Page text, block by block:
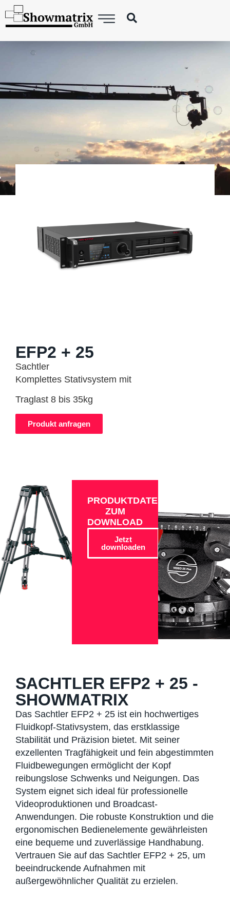
EFP2 + 25
Sachtler
Komplettes Stativsystem mit
Traglast 8 bis 35kg
Produkt anfragen
PRODUKTDATEN
ZUM
DOWNLOAD
Jetzt
downloaden
SACHTLER EFP2 + 25 -
SHOWMATRIX
Das Sachtler EFP2 + 25 ist ein hochwertiges
Fluidkopf-Stativsystem, das erstklassige
Stabilität und Präzision bietet. Mit seiner
exzellenten Tragfähigkeit und fein abgestimmten
Fluidbewegungen ermöglicht der Kopf
reibungslose Schwenks und Neigungen. Das
System eignet sich ideal für professionelle
Videoproduktionen und Broadcast-
Anwendungen. Die robuste Konstruktion und die
ergonomischen Bedienelemente gewährleisten
eine bequeme und zuverlässige Handhabung.
Vertrauen Sie auf das Sachtler EFP2 + 25, um
beeindruckende Aufnahmen mit
außergewöhnlicher Qualität zu erzielen.